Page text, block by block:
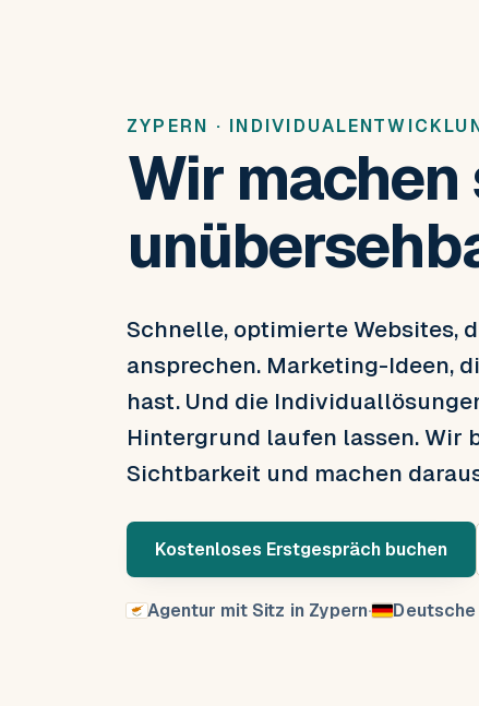
ZYPERN ·
Wir
Schnelle, optimierte Websites,
ansprechen. Marketing-Ideen,
hast. Und die
Hintergrund laufen lassen. Wir
Sichtbarkeit und machen
Kostenloses Erstgespräch buchen
Agentur mit Sitz in Zypern·